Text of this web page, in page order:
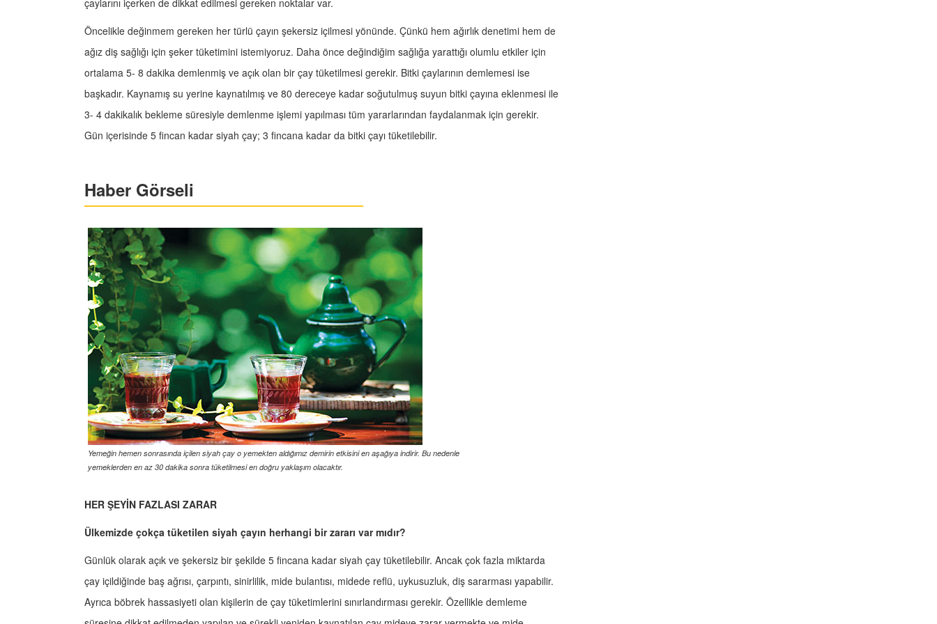
çaylarını içerken de dikkat edilmesi gereken noktalar var.
Öncelikle değinmem gereken her türlü çayın şekersiz içilmesi yönünde. Çünkü hem ağırlık denetimi hem de
ağız diş sağlığı için şeker tüketimini istemiyoruz. Daha önce değindiğim sağlığa yarattığı olumlu etkiler için
ortalama 5- 8 dakika demlenmiş ve açık olan bir çay tüketilmesi gerekir. Bitki çaylarının demlemesi ise
başkadır. Kaynamış su yerine kaynatılmış ve 80 dereceye kadar soğutulmuş suyun bitki çayına eklenmesi ile
3- 4 dakikalık bekleme süresiyle demlenme işlemi yapılması tüm yararlarından faydalanmak için gerekir.
Gün içerisinde 5 fincan kadar siyah çay; 3 fincana kadar da bitki çayı tüketilebilir.
Haber Görseli
Yemeğin hemen sonrasında içilen siyah çay o yemekten aldığımız demirin etkisini en aşağıya indirir. Bu nedenle
yemeklerden en az 30 dakika sonra tüketilmesi en doğru yaklaşım olacaktır.
HER ŞEYİN FAZLASI ZARAR
Ülkemizde çokça tüketilen siyah çayın herhangi bir zararı var mıdır?
Günlük olarak açık ve şekersiz bir şekilde 5 fincana kadar siyah çay tüketilebilir. Ancak çok fazla miktarda
çay içildiğinde baş ağrısı, çarpıntı, sinirlilik, mide bulantısı, midede reflü, uykusuzluk, diş sararması yapabilir.
Ayrıca böbrek hassasiyeti olan kişilerin de çay tüketimlerini sınırlandırması gerekir. Özellikle demleme